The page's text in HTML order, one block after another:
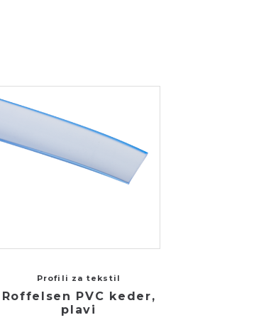
Profili za tekstil
Roffelsen PVC keder,
plavi